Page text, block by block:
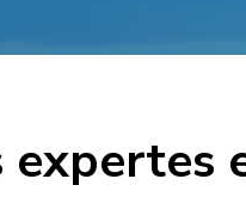
expertes